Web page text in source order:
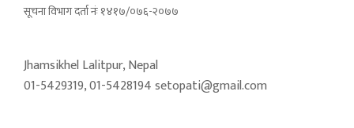
सूचना विभाग दर्ता नंः १४१७/०७६-२०७७
Jhamsikhel Lalitpur, Nepal
01-5429319, 01-5428194 setopati@gmail.com